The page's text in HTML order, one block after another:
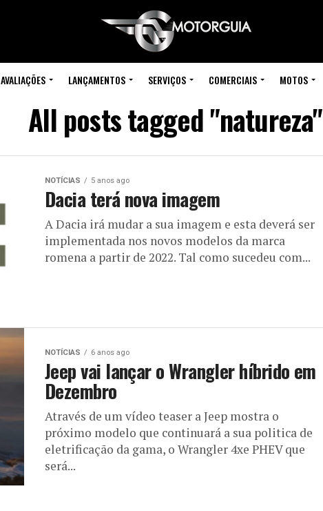
AVALIAÇÕES LANÇAMENTOS SERVIÇOS COMERCIAIS MOTOS
All posts tagged "natureza"
NOTÍCIAS 5 anos ago
Dacia terá nova imagem
A Dacia irá mudar a sua imagem e esta deverá ser
implementada nos novos modelos da marca
romena a partir de 2022. Tal como sucedeu com...
NOTÍCIAS 6 anos ago
Jeep vai lançar o Wrangler híbrido em
Dezembro
Através de um vídeo teaser a Jeep mostra o
próximo modelo que continuará a sua politica de
eletrificação da gama, o Wrangler 4xe PHEV que
será...